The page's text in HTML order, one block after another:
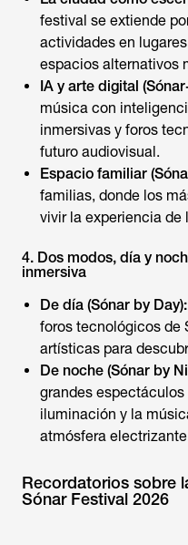
festival se extiende
actividades en
espacios alternativos
IA y arte digital
música con
inmersivas y foros
futuro audiovisual.
Espacio familiar
familias, donde los
vivir la experiencia de
4. Dos modos, día y
inmersiva
De día (Sónar by Day):
foros tecnológicos de
artísticas para
De noche (Sónar by
grandes
iluminación y la
atmósfera
Recordatorios sobre
Sónar Festival 2026